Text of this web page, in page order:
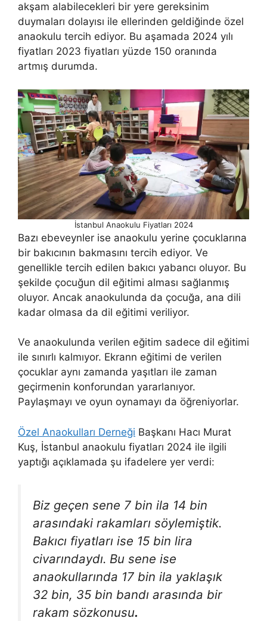
akşam alabilecekleri bir yere gereksinim
duymaları dolayısı ile ellerinden geldiğinde özel
anaokulu tercih ediyor. Bu aşamada 2024 yılı
fiyatları 2023 fiyatları yüzde 150 oranında
artmış durumda.
İstanbul Anaokulu Fiyatları 2024
Bazı ebeveynler ise anaokulu yerine çocuklarına
bir bakıcının bakmasını tercih ediyor. Ve
genellikle tercih edilen bakıcı yabancı oluyor. Bu
şekilde çocuğun dil eğitimi alması sağlanmış
oluyor. Ancak anaokulunda da çocuğa, ana dili
kadar olmasa da dil eğitimi veriliyor.
Ve anaokulunda verilen eğitim sadece dil eğitimi
ile sınırlı kalmıyor. Ekrann eğitimi de verilen
çocuklar aynı zamanda yaşıtları ile zaman
geçirmenin konforundan yararlanıyor.
Paylaşmayı ve oyun oynamayı da öğreniyorlar.
Özel Anaokulları Derneği Başkanı Hacı Murat
Kuş, İstanbul anaokulu fiyatları 2024 ile ilgili
yaptığı açıklamada şu ifadelere yer verdi:
Biz geçen sene 7 bin ila 14 bin
arasındaki rakamları söylemiştik.
Bakıcı fiyatları ise 15 bin lira
civarındaydı. Bu sene ise
anaokullarında 17 bin ila yaklaşık
32 bin, 35 bin bandı arasında bir
rakam sözkonusu.